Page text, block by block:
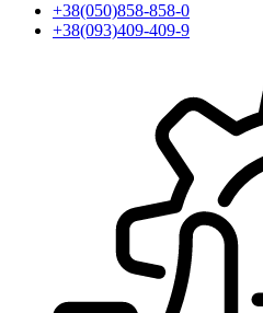
+38(050)858-858-0
+38(093)409-409-9